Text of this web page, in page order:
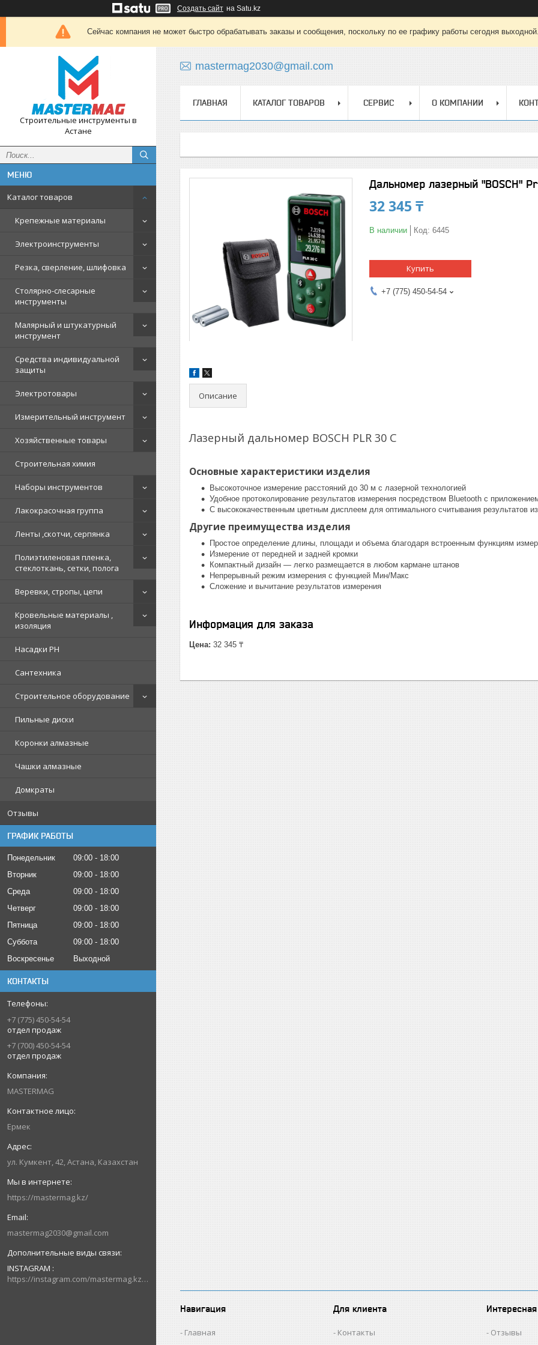
Создать сайт на Satu.kz
Сейчас компания не может быстро обрабатывать заказы и сообщения, поскольку по ее графику работы сегодня
Строительные инструменты в
Астане
Каталог товаров
Крепежные материалы
Электроинструменты
Резка, сверление, шлифовка
Столярно-слесарные
инструменты
Малярный и штукатурный
инструмент
Средства индивидуальной
защиты
Электротовары
Измерительный инструмент
Хозяйственные товары
Строительная химия
Наборы инструментов
Лакокрасочная группа
Ленты ,скотчи, серпянка
Полиэтиленовая пленка,
стеклоткань, сетки, полога
Веревки, стропы, цепи
Кровельные материалы ,
изоляция
Насадки PH
Сантехника
Строительное оборудование
Пильные диски
Коронки алмазные
Чашки алмазные
Домкраты
Отзывы
ГРАФИК РАБОТЫ
Понедельник 09:00
18:00
Вторник
09:00
18:00
Среда
09:00
18:00
Четверг
09:00
18:00
Пятница
09:00
18:00
Суббота
09:00
18:00
Воскресенье
Выходной
КОНТАКТЫ
+7 (775) 450-54-54
отдел продаж
+7 (700) 450-54-54
отдел продаж
MASTERMAG
Ермек
ул. Кумкент, 42, Астана, Казахстан
https://mastermag.kz/
mastermag2030@gmail.com
INSTAGRAM
https://instagram.com/mastermag.kz?igshid=NDk5N2NlZjQ=
mastermag2030@gmail.com
ГЛАВНАЯ КАТАЛОГ ТОВАРОВ СЕРВИС О КОМПАНИИ
Дальномер лазерный "BOSCH"
32 345 ₸
В наличии Код: 6445
Купить
+7 (775) 450-54-54
Описание
Лазерный дальномер BOSCH PLR 30 С
Основные характеристики изделия
Высокоточное измерение расстояний до 30 м с лазерной технологией
Удобное протоколирование результатов измерения посредством Bluetooth с
С высококачественным цветным дисплеем для оптимального считывания результатов
Другие преимущества изделия
Простое определение длины, площади и объема благодаря встроенным функциям
Измерение от передней и задней кромки
Компактный дизайн — легко размещается в любом кармане штанов
Непрерывный режим измерения с функцией Мин/Макс
Сложение и вычитание результатов измерения
Информация для заказа
Цена: 32 345 ₸
Навигация
Главная
Для клиента
Контакты
Отзывы